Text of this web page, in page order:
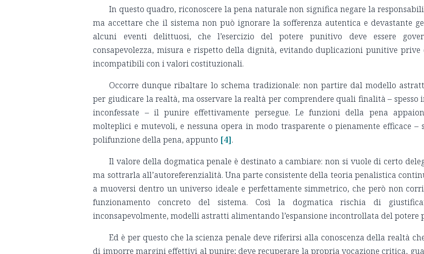
In questo quadro, riconoscere la pena naturale non significa negare la
ma accettare che il sistema non può ignorare la sofferenza autentica e devastante
alcuni eventi delittuosi, che l’esercizio del potere punitivo deve essere
consapevolezza, misura e rispetto della dignità, evitando duplicazioni punitive prive
incompatibili con i valori costituzionali.
Occorre dunque ribaltare lo schema tradizionale: non partire dal modello
per giudicare la realtà, ma osservare la realtà per comprendere quali finalità – spesso
inconfessate – il punire effettivamente persegue. Le funzioni della pena
molteplici e mutevoli, e nessuna opera in modo trasparente o pienamente efficace –
polifunzione della pena, appunto [4].
Il valore della dogmatica penale è destinato a cambiare: non si vuole di certo
ma sottrarla all’autoreferenzialità. Una parte consistente della teoria penalistica
a muoversi dentro un universo ideale e perfettamente simmetrico, che però non
funzionamento concreto del sistema. Così la dogmatica rischia di
inconsapevolmente, modelli astratti alimentando l’espansione incontrollata del potere
Ed è per questo che la scienza penale deve riferirsi alla conoscenza della realtà
di imporre margini effettivi al punire; deve recuperare la propria vocazione critica,